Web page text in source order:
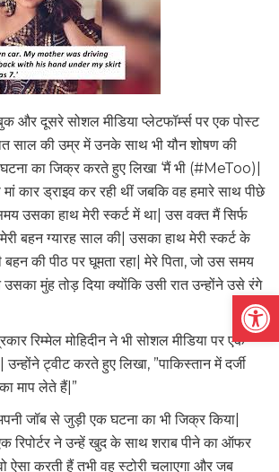
और दूसरे सोशल मीडिया प्लेटफॉर्म्स पर एक पोस्‍ट
साल की उम्र में उनके साथ भी यौन शोषण की
का जिक्र करते हुए लिखा ‘मैं भी (#MeToo)|
कार ड्राइव कर रही थीं जबकि वह हमारे साथ पीछे
उसका हाथ मेरी स्‍कर्ट में था| उस वक्त मैं सिर्फ
बहन ग्यारह साल की| उसका हाथ मेरी स्‍कर्ट के
की पीठ पर घूमता रहा| मेरे पिता, जो उस समय
मुंह तोड़ दिया क्‍योंकि उसी रात उन्‍होंने उसे रंगे
रिम्मेल मोहिदीन ने भी सोशल मीडिया पर एक
ट्वीट करते हुए लिखा, ”पाकिस्तान में दर्जी
माप लेते हैं|”
जॉब से जुड़ी एक घटना का भी जिक्र किया|
रिपोर्टर ने उन्हें खुद के साथ शराब पीने का ऑफर
ऐसा करती हैं तभी वह स्टोरी चलाएगा और जब